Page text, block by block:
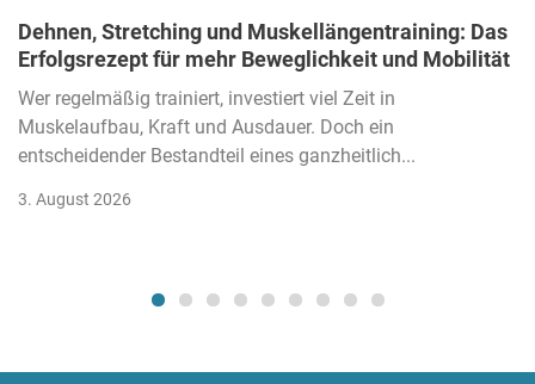
Dehnen, Stretching und Muskellängentraining: Das
Erfolgsrezept für mehr Beweglichkeit und Mobilität
Wer regelmäßig trainiert, investiert viel Zeit in
Muskelaufbau, Kraft und Ausdauer. Doch ein
entscheidender Bestandteil eines ganzheitlich...
3. August 2026